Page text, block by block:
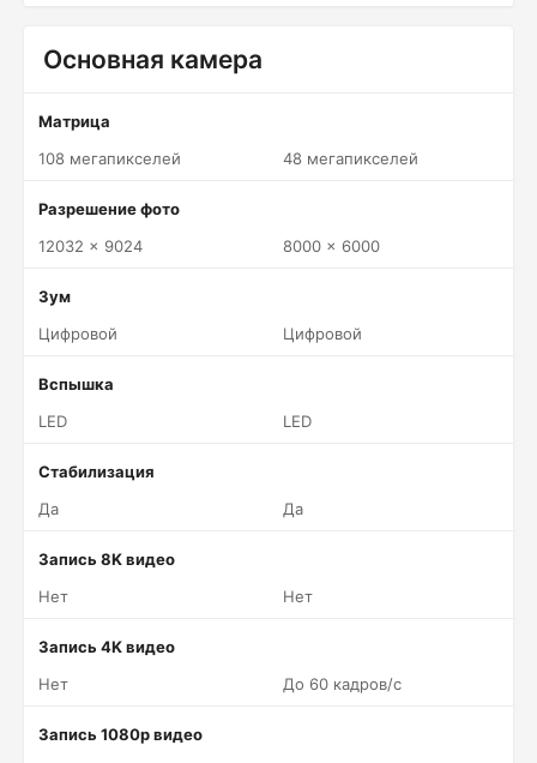
Основная камера
Матрица
108 мегапикселей
48 мегапикселей
Разрешение фото
12032 x 9024
8000 x 6000
Зум
Цифровой
Цифровой
Вспышка
LED
LED
Стабилизация
Да
Да
Запись 8K видео
Нет
Нет
Запись 4K видео
Нет
До 60 кадров/c
Запись 1080p видео